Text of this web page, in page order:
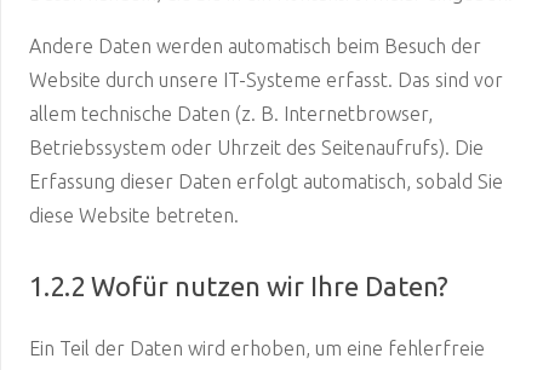
Andere Daten werden automatisch beim Besuch der
Website durch unsere IT-Systeme erfasst. Das sind vor
allem technische Daten (z. B. Internetbrowser,
Betriebssystem oder Uhrzeit des Seitenaufrufs). Die
Erfassung dieser Daten erfolgt automatisch, sobald Sie
diese Website betreten.
1.2.2 Wofür nutzen wir Ihre Daten?
Ein Teil der Daten wird erhoben, um eine fehlerfreie